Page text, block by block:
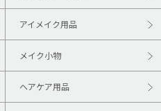
アイメイク用品
メイク小物
ヘアケア用品